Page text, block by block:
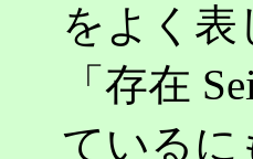
をよく
「存在
ているに